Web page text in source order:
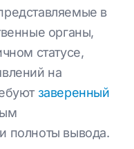
в
органы,
статусе,
на
заверенный
полноты вывода.